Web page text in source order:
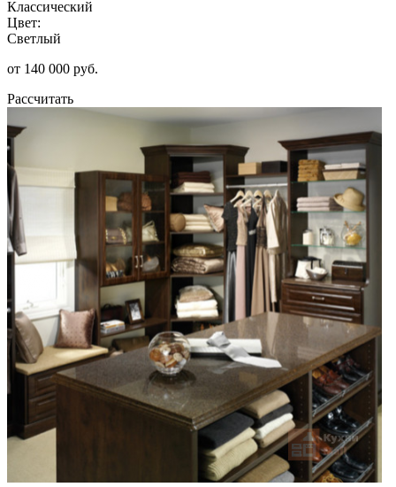
Классический
Цвет:
Светлый
от 140 000 руб.
Рассчитать